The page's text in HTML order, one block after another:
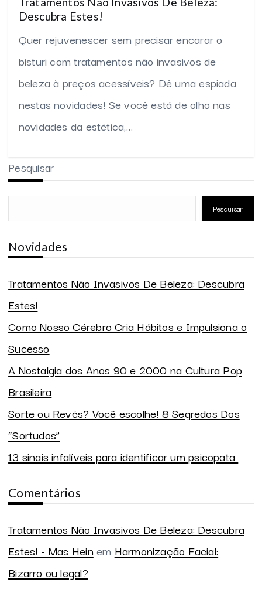
Descubra Estes!
Quer rejuvenescer sem precisar encarar o
bisturi com tratamentos não invasivos de
beleza à preços acessíveis? Dê uma espiada
nestas novidades! Se você está de olho nas
novidades da estética,…
Pesquisar
Pesquisar
Novidades
Tratamentos Não Invasivos De Beleza: Descubra
Estes!
Como Nosso Cérebro Cria Hábitos e Impulsiona o
Sucesso
A Nostalgia dos Anos 90 e 2000 na Cultura Pop
Brasileira
Sorte ou Revés? Você escolhe! 8 Segredos Dos
“Sortudos”
13 sinais infalíveis para identificar um psicopata
Comentários
Tratamentos Não Invasivos De Beleza: Descubra
Estes! - Mas Heinem Harmonização Facial:
Bizarro ou legal?